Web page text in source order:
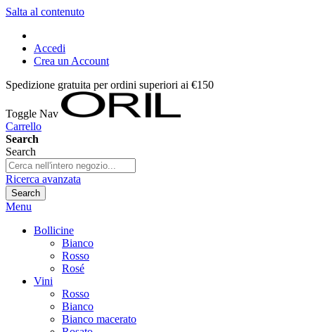
Salta al contenuto
Accedi
Crea un Account
Spedizione gratuita per ordini superiori ai €150
Toggle Nav
Carrello
Search
Search
Ricerca avanzata
Search
Menu
Bollicine
Bianco
Rosso
Rosé
Vini
Rosso
Bianco
Bianco macerato